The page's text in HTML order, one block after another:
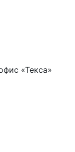
«Текса»